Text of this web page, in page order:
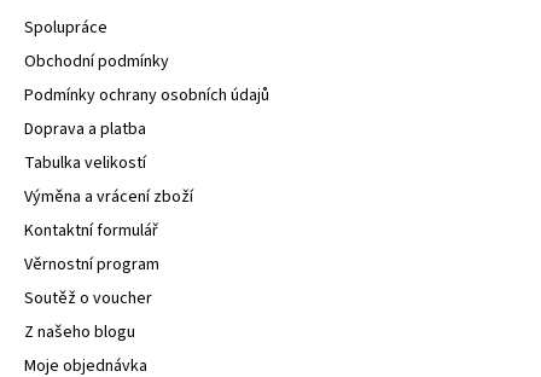
Spolupráce
Obchodní podmínky
Podmínky ochrany osobních údajů
Doprava a platba
Tabulka velikostí
Výměna a vrácení zboží
Kontaktní formulář
Věrnostní program
Soutěž o voucher
Z našeho blogu
Moje objednávka